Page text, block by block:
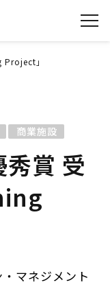
」
商業施設
賞 受
マネジメント